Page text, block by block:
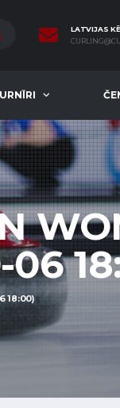
LATVIJAS
06
18:00)